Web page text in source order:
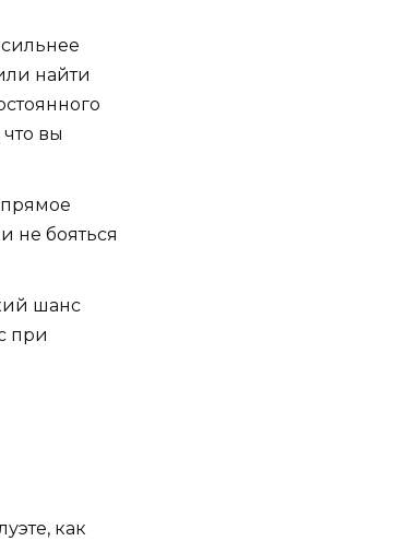
найти
вы
не бояться
шанс
при
как